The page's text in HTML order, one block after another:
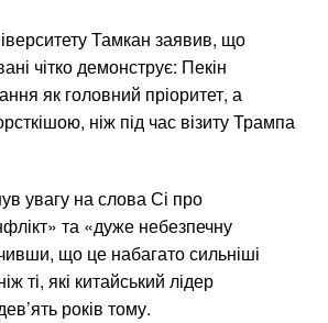
Тамкан заявив, що
чітко демонструє: Пекін
як головний пріоритет, а
ніж під час візиту Трампа
увагу на слова Сі про
та «дуже небезпечну
що це набагато сильніші
ті, які китайський лідер
років тому.